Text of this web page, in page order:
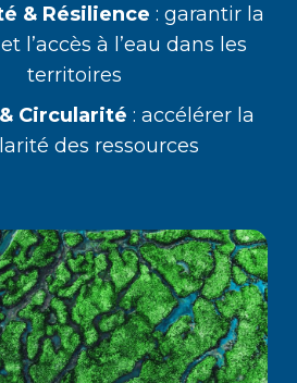
& Résilience: garantir la
l’accès à l’eau dans les
territoires
Circularité: accélérer la
des ressources